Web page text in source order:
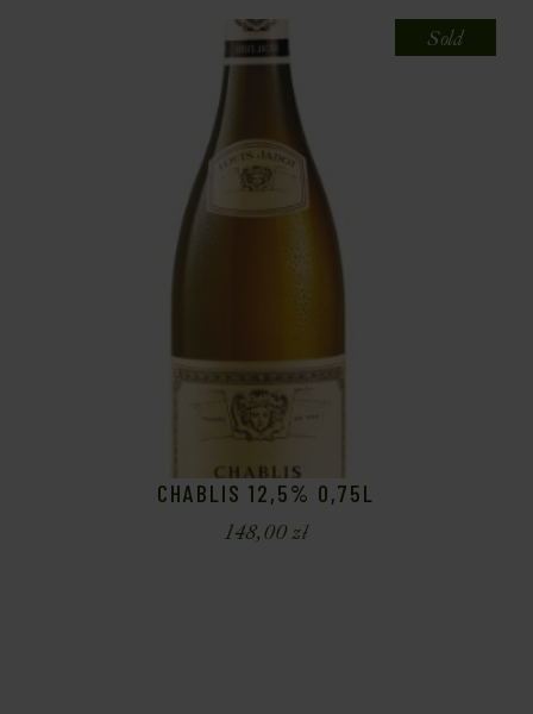
Sold
CHABLIS 12,5% 0,75L
148,00zł